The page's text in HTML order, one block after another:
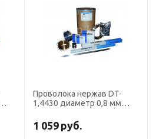
Проволока нержав DT-
1,4430 диаметр 0,8 мм
DRATEC
1 059 руб.